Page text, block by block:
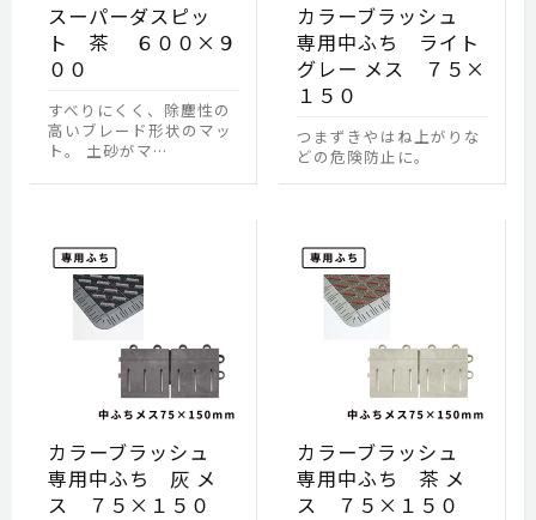
スーパーダスピッ
ト 茶 ６００×９
００
すべりにくく、除塵性の
高いブレード形状のマッ
ト。 土砂がマ…
カラーブラッシュ
専用中ふち ライト
グレー メス ７５×
１５０
つまずきやはね上がりな
どの危険防止に。
カラーブラッシュ
専用中ふち 灰 メ
ス ７５×１５０
カラーブラッシュ
専用中ふち 茶 メ
ス ７５×１５０